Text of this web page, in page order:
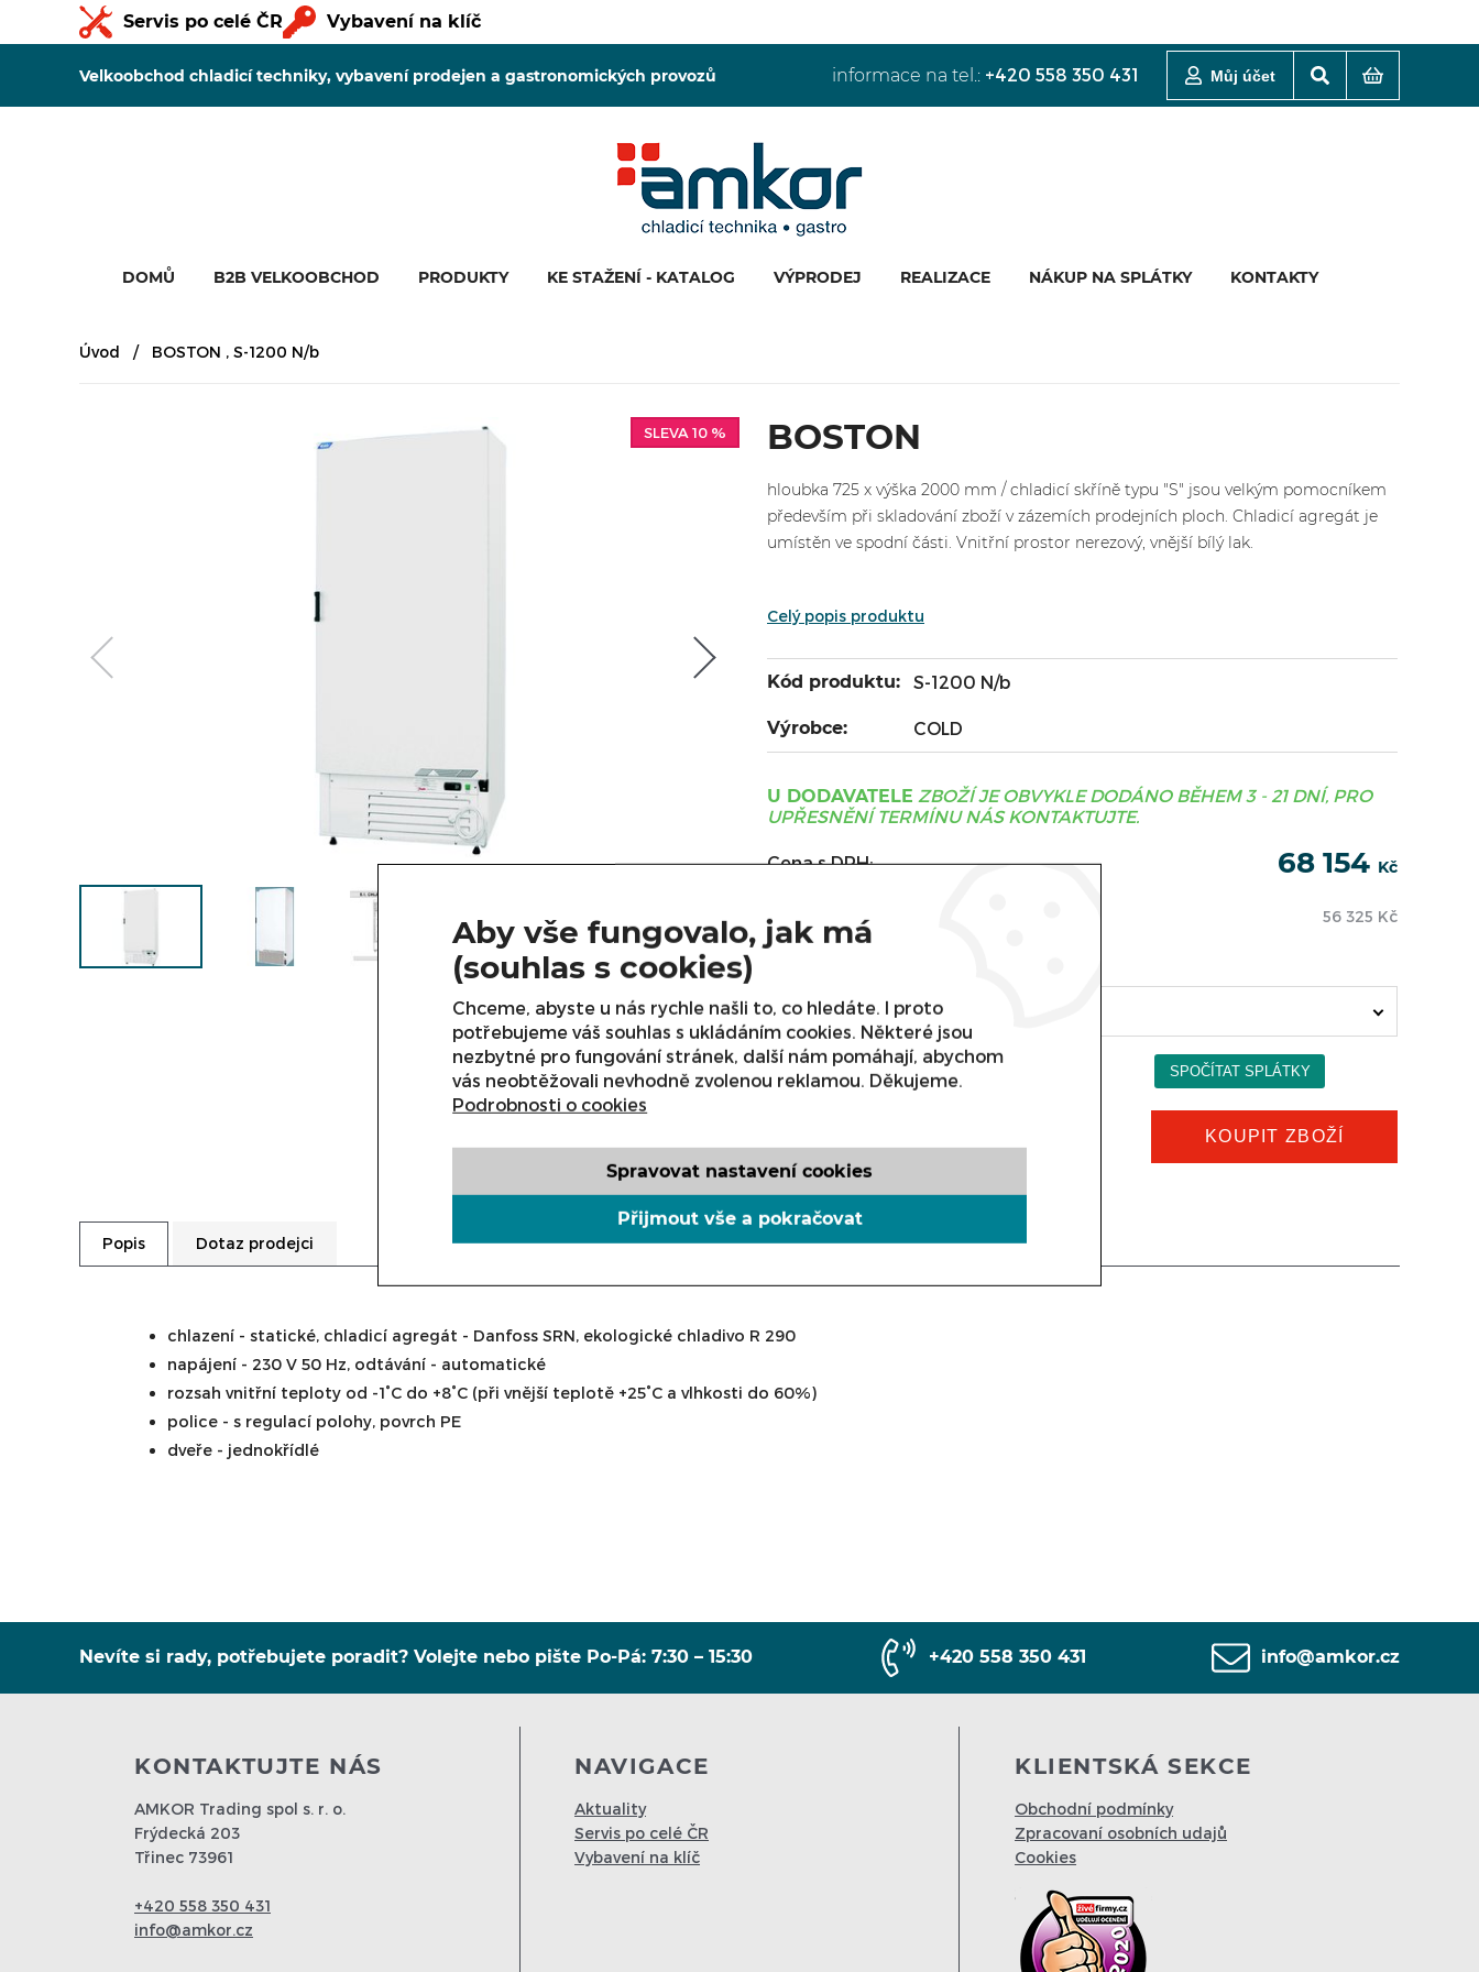
Servis po celé ČR Vybavení na klíč
Velkoobchod chladicí techniky, vybavení prodejen a gastronomických provozů informace na tel.: +420 558 350 431 Můj účet
DOMŮ B2B VELKOOBCHOD PRODUKTY KE STAŽENÍ - KATALOG VÝPRODEJ REALIZACE NÁKUP NA SPLÁTKY KONTAKTY
Úvod BOSTON , S-1200 N/b
BOSTON
hloubka 725 x výška 2000 mm / chladicí skříně typu "S" jsou velkým pomocníkem
především při skladování zboží v zázemích prodejních ploch. Chladicí agregát je
umístěn ve spodní části. Vnitřní prostor nerezový, vnější bílý lak.
Celý popis produktu
SLEVA 10 %
Kód produktu: S-1200 N/b
Výrobce: COLD
U DODAVATELE ZBOŽÍ JE OBVYKLE DODÁNO BĚHEM 3 - 21 DNÍ, PRO
UPŘESNĚNÍ TERMÍNU NÁS KONTAKTUJTE.
Cena s DPH: 68 154 Kč
Cena bez DPH: 56 325 Kč
BOSTON , S-1200 N/b (68 154 Kč)
KOUPIT ZBOŽÍ
Popis Dotaz prodejci
chlazení - statické, chladicí agregát - Danfoss SRN, ekologické chladivo R 290
napájení - 230 V 50 Hz, odtávání - automatické
rozsah vnitřní teploty od -1°C do +8°C (při vnější teplotě +25°C a vlhkosti do 60%)
police - s regulací polohy, povrch PE
dveře - jednokřídlé
Nevíte si rady, potřebujete poradit? Volejte nebo pište Po-Pá: 7:30 – 15:30 +420 558 350 431 info@amkor.cz
KONTAKTUJTE NÁS
AMKOR Trading spol s. r. o.
Frýdecká 203
Třinec 73961
+420 558 350 431
info@amkor.cz
NAVIGACE
Aktuality
Servis po celé ČR
Vybavení na klíč
KLIENTSKÁ SEKCE
Obchodní podmínky
Zpracovaní osobních udajů
Cookies
Aby vše fungovalo, jak má
(souhlas s cookies)
Chceme, abyste u nás rychle našli to, co hledáte. I proto
potřebujeme váš souhlas s ukládáním cookies. Některé jsou
nezbytné pro fungování stránek, další nám pomáhají, abychom
vás neobtěžovali nevhodně zvolenou reklamou. Děkujeme.
Podrobnosti o cookies
Spravovat nastavení cookies
Přijmout vše a pokračovat